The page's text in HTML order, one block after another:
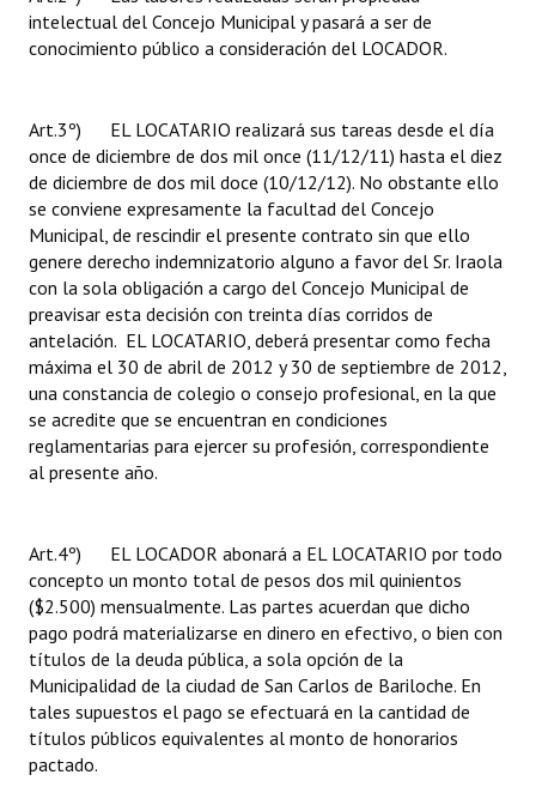
intelectual del Concejo Municipal y pasará a ser de
conocimiento público a consideración del LOCADOR.
Art.3º) EL LOCATARIO realizará sus tareas desde el día
once de diciembre de dos mil once (11/12/11) hasta el diez
de diciembre de dos mil doce (10/12/12). No obstante ello
se conviene expresamente la facultad del Concejo
Municipal, de rescindir el presente contrato sin que ello
genere derecho indemnizatorio alguno a favor del Sr. Iraola
con la sola obligación a cargo del Concejo Municipal de
preavisar esta decisión con treinta días corridos de
antelación. EL LOCATARIO, deberá presentar como fecha
máxima el 30 de abril de 2012 y 30 de septiembre de 2012,
una constancia de colegio o consejo profesional, en la que
se acredite que se encuentran en condiciones
reglamentarias para ejercer su profesión, correspondiente
al presente año.
Art.4º) EL LOCADOR abonará a EL LOCATARIO por todo
concepto un monto total de pesos dos mil quinientos
($2.500) mensualmente. Las partes acuerdan que dicho
pago podrá materializarse en dinero en efectivo, o bien con
títulos de la deuda pública, a sola opción de la
Municipalidad de la ciudad de San Carlos de Bariloche. En
tales supuestos el pago se efectuará en la cantidad de
títulos públicos equivalentes al monto de honorarios
pactado.